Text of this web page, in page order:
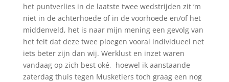
het puntverlies in de laatste twee wedstrijden zit ‘m
niet in de achterhoede of in de voorhoede en/of het
middenveld, het is naar mijn mening een gevolg van
het feit dat deze twee ploegen vooral individueel net
iets beter zijn dan wij. Werklust en inzet waren
vandaag op zich best oké, hoewel ik aanstaande
zaterdag thuis tegen Musketiers toch graag een nog